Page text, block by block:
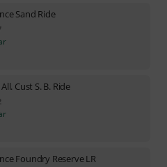
Sand Ride
Cust S. B. Ride
Foundry Reserve LR